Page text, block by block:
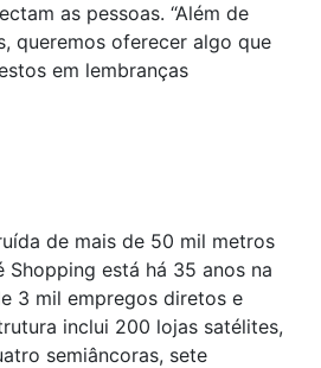
as pessoas. “Além de
queremos oferecer algo que
em lembranças
de mais de 50 mil metros
Shopping está há 35 anos na
3 mil empregos diretos e
inclui 200 lojas satélites,
semiâncoras, sete